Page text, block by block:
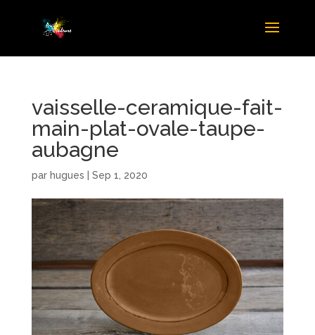
vaisselle-ceramique-fait-
main-plat-ovale-taupe-
aubagne
par hugues Sep 1, 2020